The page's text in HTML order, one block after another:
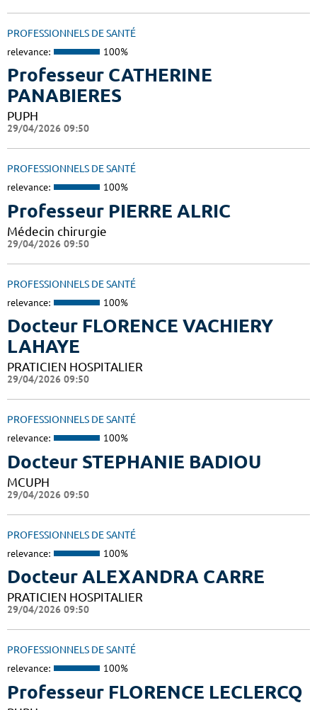
PROFESSIONNELS DE SANTÉ
relevance: 100%
Professeur CATHERINE
PANABIERES
PUPH
29/04/2026 09:50
PROFESSIONNELS DE SANTÉ
relevance: 100%
Professeur PIERRE ALRIC
Médecin chirurgie
29/04/2026 09:50
PROFESSIONNELS DE SANTÉ
relevance: 100%
Docteur FLORENCE VACHIERY
LAHAYE
PRATICIEN HOSPITALIER
29/04/2026 09:50
PROFESSIONNELS DE SANTÉ
relevance: 100%
Docteur STEPHANIE BADIOU
MCUPH
29/04/2026 09:50
PROFESSIONNELS DE SANTÉ
relevance: 100%
Docteur ALEXANDRA CARRE
PRATICIEN HOSPITALIER
29/04/2026 09:50
PROFESSIONNELS DE SANTÉ
relevance: 100%
Professeur FLORENCE LECLERCQ